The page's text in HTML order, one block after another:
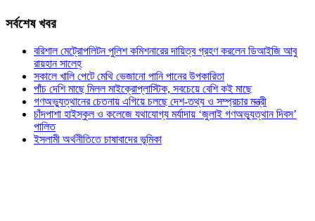
সর্বশেষ খবর
বরিশাল মেট্রোপলিটন পুলিশ কমিশনারের দায়িত্ব গ্রহণ করলেন ডিআইজি আবু
রায়হান সালেহ্
সকালে খালি পেটে মেথি ভেজানো পানি পানের উপকারিতা
পাঁচ দেশি মাছে মিলল মাইক্রোপ্লাস্টিক, সবচেয়ে বেশি কই মাছে
গণঅভ্যুত্থানের চেতনায় এগিয়ে চলছে দেশ-তথ্য ও সম্প্রচার মন্ত্রী
চাঁদপাশা হাইস্কুল ও কলেজে যথাযোগ্য মর্যাদায় ‘জুলাই গণঅভ্যুত্থান দিবস’
পালিত
ইসলামী অর্থনীতিতে চাষাবাদের ভূমিকা